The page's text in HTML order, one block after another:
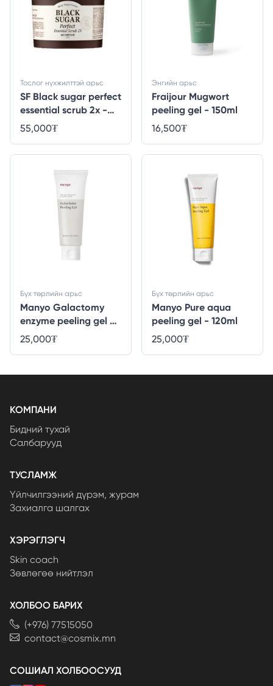
SF Black sugar perfect
essential scrub 2x -
210ml
Тослог нүхжилттэй арьс
55,000₮
Fraijour Mugwort
peeling gel - 150ml
Энгийн арьс
16,500₮
Manyo Galactomy
enzyme peeling gel -
75ml
Бүх төрлийн арьс
25,000₮
Manyo Pure aqua
peeling gel - 120ml
Бүх төрлийн арьс
25,000₮
КОМПАНИ
Бидний тухай
Салбарууд
ТУСЛАМЖ
Үйлчилгээний дүрэм, журам
Захиалга шалгах
ХЭРЭГЛЭГЧ
Skin coach
Зөвлөгөө нийтлэл
ХОЛБОО БАРИХ
(+976) 77515050
contact@cosmix.mn
СОШИАЛ ХОЛБООСУУД